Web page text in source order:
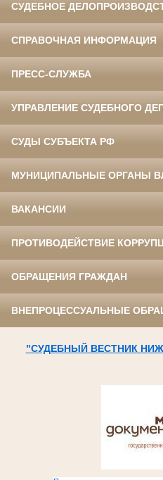
СУДЕБНОЕ
СПРАВОЧНАЯ ИНФОРМАЦИЯ
ПРЕСС-СЛУЖБА
УПРАВЛЕНИЕ СУДЕБНОГО
СУДЫ СУБЪЕКТА РФ
МУНИЦИПАЛЬНЫЕ ОРГАНЫ
ВАКАНСИИ
ПРОТИВОДЕЙСТВИЕ
ОБРАЩЕНИЯ ГРАЖДАН
ВНЕПРОЦЕССУАЛЬНЫЕ
"СУДЕБНЫЙ ВЕСТНИК